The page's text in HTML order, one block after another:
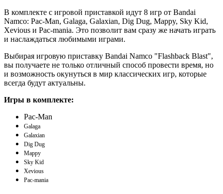
В комплекте с игровой приставкой идут 8 игр от Bandai
Namco: Pac-Man, Galaga, Galaxian, Dig Dug, Mappy, Sky Kid,
Xevious и Pac-mania. Это позволит вам сразу же начать играть
и наслаждаться любимыми играми.
Выбирая игровую приставку Bandai Namco "Flashback Blast",
вы получаете не только отличный способ провести время, но
и возможность окунуться в мир классических игр, которые
всегда будут актуальны.
Игры в комплекте:
Pac-Man
Galaga
Galaxian
Dig Dug
Mappy
Sky Kid
Xevious
Pac-mania